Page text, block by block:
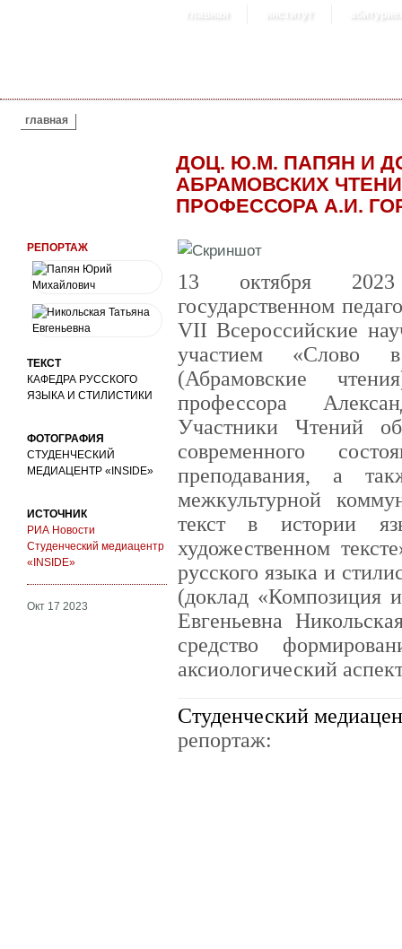
главная институт
ВЫ ЗДЕСЬ
главная
ДОЦ. Ю.М. ПАПЯН И
АБРАМОВСКИХ
ПРОФЕССОРА А.И.
РЕПОРТАЖ
ТЕКСТ
КАФЕДРА РУССКОГО
ЯЗЫКА И СТИЛИСТИКИ
ФОТОГРАФИЯ
СТУДЕНЧЕСКИЙ
МЕДИАЦЕНТР «INSIDE»
ИСТОЧНИК
РИА Новости
Студенческий медиацентр
«INSIDE»
Окт 17 2023
13 октября 2023
государственном
VII Всероссийские
участием «Слово
(Абрамовские
профессора
Участники Чтений
современного
преподавания, а
межкультурной
текст в истории
художественном
русского языка и
(доклад «Композиция
Евгеньевна
средство
аксиологический
Студенческий
репортаж: